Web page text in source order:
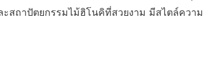
สถาปัตยกรรมไม้ฮิโนคิที่สวยงาม มีสไตล์ความ